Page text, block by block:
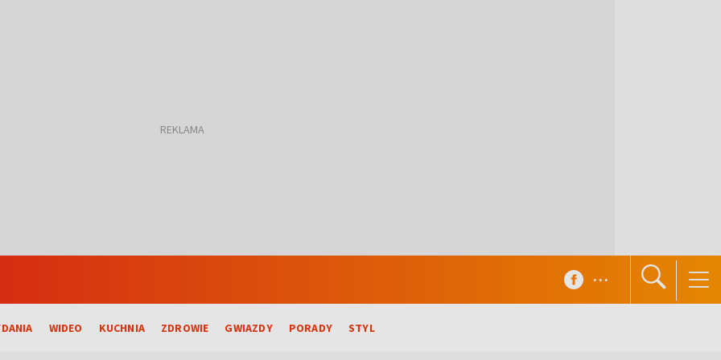
WIDEO KUCHNIA ZDROWIE GWIAZDY PORADY STYL
...